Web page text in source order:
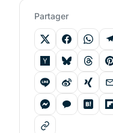
Partager